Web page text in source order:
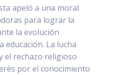
apeló a una moral
para lograr la
la evolución
educación. La lucha
el rechazo religioso
por el conocimiento